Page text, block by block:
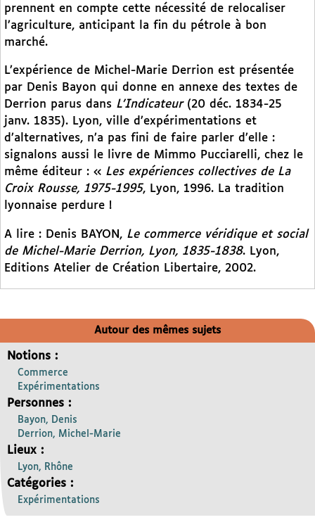
prennent en compte cette nécessité de relocaliser
l’agriculture, anticipant la fin du pétrole à bon
marché.
L’expérience de Michel-Marie Derrion est présentée
par Denis Bayon qui donne en annexe des textes de
Derrion parus dans L’Indicateur(20 déc. 1834-25
janv. 1835). Lyon, ville d’expérimentations et
d’alternatives, n’a pas fini de faire parler d’elle :
signalons aussi le livre de Mimmo Pucciarelli, chez le
même éditeur : « Les expériences collectives de La
Croix Rousse, 1975-1995, Lyon, 1996. La tradition
lyonnaise perdure !
A lire : Denis BAYON, Le commerce véridique et social
de Michel-Marie Derrion, Lyon, 1835-1838. Lyon,
Editions Atelier de Création Libertaire, 2002.
Autour des mêmes sujets
Notions :
Commerce
Expérimentations
Personnes :
Bayon, Denis
Derrion, Michel-Marie
Lieux :
Lyon, Rhône
Catégories :
Expérimentations